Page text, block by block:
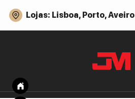
Lojas: Lisboa, Porto, Aveiro